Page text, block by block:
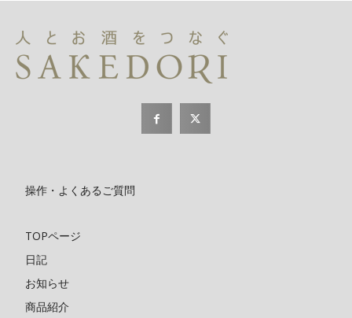
操作・よくあるご質問
TOPページ
日記
お知らせ
商品紹介